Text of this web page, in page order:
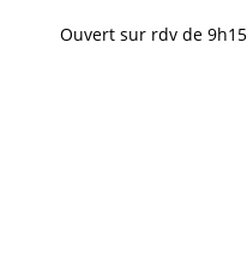
Ouvert sur rdv de